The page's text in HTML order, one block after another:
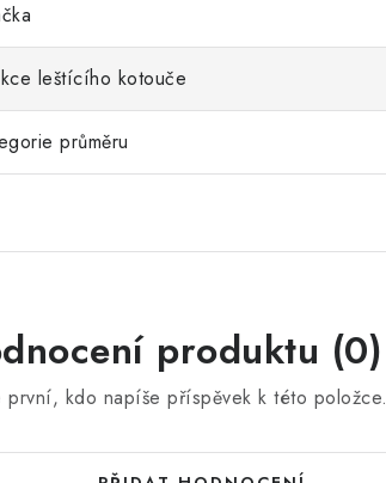
leštícího kotouče
průměru
produktu (0)
první, kdo napíše příspěvek k této položce.